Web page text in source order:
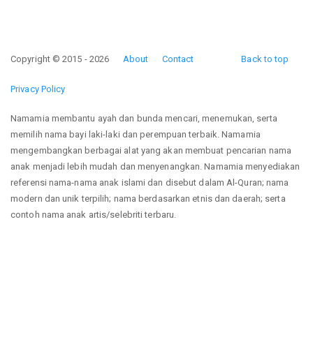
Back to top
Copyright © 2015 - 2026 About Contact
Privacy Policy
Namamia membantu ayah dan bunda mencari, menemukan, serta
memilih nama bayi laki-laki dan perempuan terbaik. Namamia
mengembangkan berbagai alat yang akan membuat pencarian nama
anak menjadi lebih mudah dan menyenangkan. Namamia menyediakan
referensi nama-nama anak islami dan disebut dalam Al-Quran; nama
modern dan unik terpilih; nama berdasarkan etnis dan daerah; serta
contoh nama anak artis/selebriti terbaru.